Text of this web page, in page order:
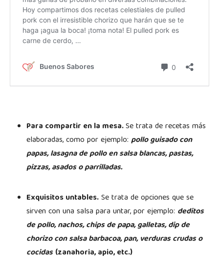
Para compartir en la mesa.Se trata de recetas más
elaboradas, como por ejemplo: pollo guisado con
papas, lasagna de pollo en salsa blancas, pastas,
pizzas, asados o parrilladas.
Exquisitos untables.Se trata de opciones que se
sirven con una salsa para untar, por ejemplo: deditos
de pollo, nachos, chips de papa, galletas, dip de
chorizo con salsa barbacoa, pan, verduras crudas o
cocidas (zanahoria, apio, etc.)